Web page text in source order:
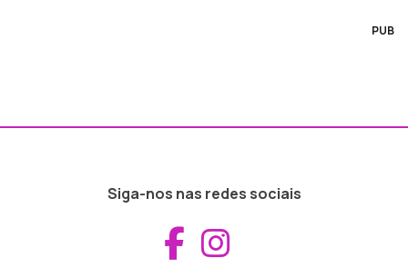
PUB
Siga-nos nas redes sociais
Aceder ao